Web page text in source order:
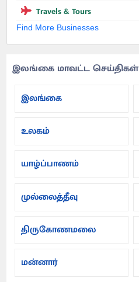
Travels & Tours
Find More Businesses
இலங்கை மாவட்ட செய்திகள்
இலங்கை
உலகம்
யாழ்ப்பாணம்
முல்லைத்தீவு
திருகோணமலை
மன்னார்